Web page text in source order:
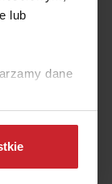
lub
dane